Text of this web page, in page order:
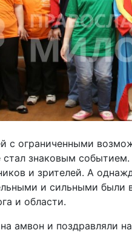
с ограниченными
знаковым
и зрителей. А
и сильными были
и области.
амвон и поздравляли